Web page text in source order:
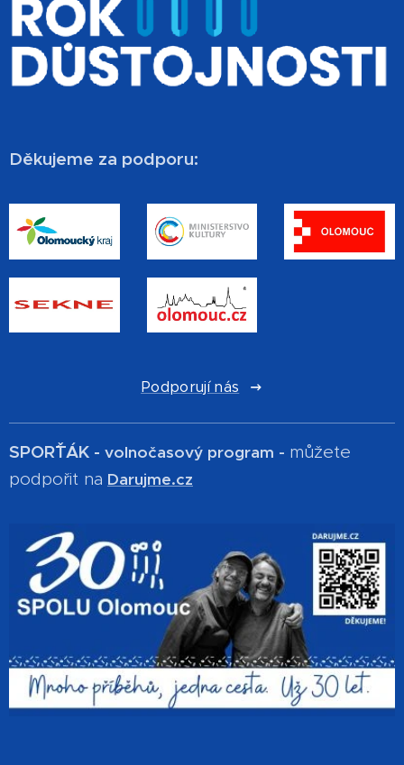
Děkujeme za podporu:
Podporují nás
SPOR´ŤÁK - volnočasový program - můžete
podpořit na Darujme.cz